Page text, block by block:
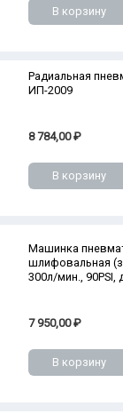
В корзину
Радиальная
ИП-2009
8 784,00 ₽
В корзину
Машинка
шлифовальная
300л/мин., 90PSI,
7 950,00 ₽
В корзину